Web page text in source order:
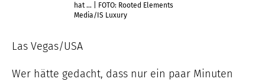
hat … | FOTO: Rooted Elements
Media/IS Luxury
Las Vegas/USA
Wer hätte gedacht, dass nur ein paar Minuten